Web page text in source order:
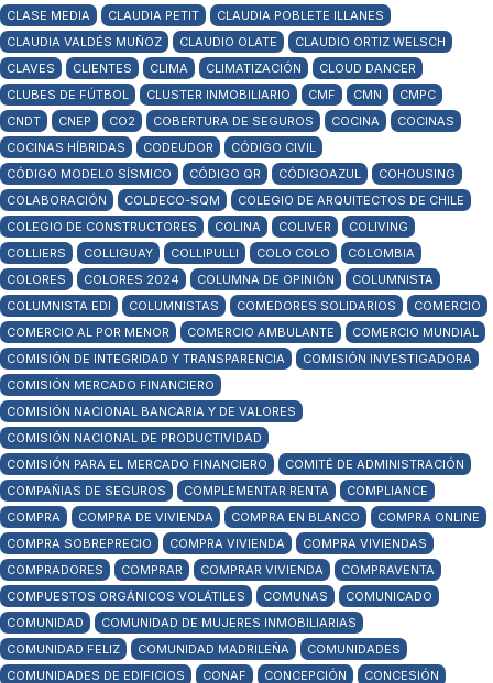
CLASE MEDIA
CLAUDIA PETIT
CLAUDIA POBLETE ILLANES
CLAUDIA VALDÉS MUÑOZ
CLAUDIO OLATE
CLAUDIO ORTIZ WELSCH
CLAVES
CLIENTES CLIMA CLIMATIZACIÓN
CLOUD DANCER
CLUBES DE FÚTBOL
CLUSTER INMOBILIARIO CMF CMN
CMPC
CNDT
CNEP CO2 COBERTURA DE SEGUROS COCINA
COCINAS
COCINAS HÍBRIDAS
CODEUDOR
CÓDIGO CIVIL
CÓDIGO MODELO SÍSMICO
CÓDIGO QR CÓDIGOAZUL
COHOUSING
COLABORACIÓN
COLDECO-SQM
COLEGIO DE ARQUITECTOS DE CHILE
COLEGIO DE CONSTRUCTORES
COLINA COLIVER
COLIVING
COLLIERS
COLLIGUAY COLLIPULLI COLO COLO
COLOMBIA
COLORES
COLORES 2024 COLUMNA DE OPINIÓN
COLUMNISTA
COLUMNISTA EDI
COLUMNISTAS COMEDORES SOLIDARIOS
COMERCIO
COMERCIO AL POR MENOR
COMERCIO AMBULANTE
COMERCIO MUNDIAL
COMISIÓN DE INTEGRIDAD Y TRANSPARENCIA
COMISIÓN INVESTIGADORA
COMISIÓN MERCADO FINANCIERO
COMISIÓN NACIONAL BANCARIA Y DE VALORES
COMISIÓN NACIONAL DE PRODUCTIVIDAD
COMISIÓN PARA EL MERCADO FINANCIERO
COMITÉ DE ADMINISTRACIÓN
COMPAÑIAS DE SEGUROS
COMPLEMENTAR RENTA
COMPLIANCE
COMPRA
COMPRA DE VIVIENDA COMPRA EN BLANCO
COMPRA ONLINE
COMPRA SOBREPRECIO
COMPRA VIVIENDA
COMPRA VIVIENDAS
COMPRADORES
COMPRAR COMPRAR VIVIENDA
COMPRAVENTA
COMPUESTOS ORGÁNICOS VOLÁTILES
COMUNAS
COMUNICADO
COMUNIDAD
COMUNIDAD DE MUJERES INMOBILIARIAS
COMUNIDAD FELIZ
COMUNIDAD MADRILEÑA
COMUNIDADES
COMUNIDADES DE EDIFICIOS
CONAF CONCEPCIÓN
CONCESIÓN